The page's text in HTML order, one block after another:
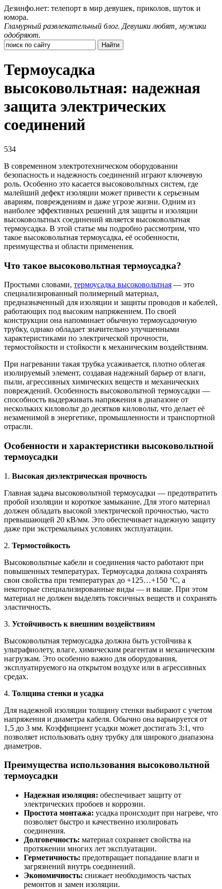
Дезинфо.нет: телепорт в мир девушек, приколов, шуток и
юмора.
Гламурный развлекательный блог. Девушки любят, мужики
одобряют.
Термоусадка
высоковольтная: надежная
защита электрических
соединений
534
В современном электротехническом оборудовании
безопасность и надежность соединений играют ключевую
роль. Особенно это касается высоковольтных систем, где
малейший дефект изоляции может привести к серьезным
авариям, повреждениям и даже угрозе жизни. Одним из
наиболее эффективных решений для защиты и изоляции
высоковольтных соединений является высоковольтная
термоусадка. В этой статье мы подробно рассмотрим, что
такое высоковольтная термоусадка, её особенности,
преимущества и области применения.
Что такое высоковольтная термоусадка?
Простыми словами, термоусадка высоковольтная — это
специализированный полимерный материал,
предназначенный для изоляции и защиты проводов и кабелей,
работающих под высоким напряжением. По своей
конструкции она напоминает обычную термоусадочную
трубку, однако обладает значительно улучшенными
характеристиками по электрической прочности,
термостойкости и стойкости к механическим воздействиям.
При нагревании такая трубка усаживается, плотно облегая
изолируемый элемент, создавая надежный барьер от влаги,
пыли, агрессивных химических веществ и механических
повреждений. Особенность высоковольтной термоусадки —
способность выдерживать напряжения в диапазоне от
нескольких киловольт до десятков киловольт, что делает её
незаменимой в энергетике, промышленности и транспортной
отрасли.
Особенности и характеристики высоковольтной
термоусадки
1. Высокая диэлектрическая прочность
Главная задача высоковольтной термоусадки — предотвратить
пробой изоляции и короткое замыкание. Для этого материал
должен обладать высокой электрической прочностью, часто
превышающей 20 кВ/мм. Это обеспечивает надежную защиту
даже при экстремальных условиях эксплуатации.
2. Термостойкость
Высоковольтные кабели и соединения часто работают при
повышенных температурах. Термоусадка должна сохранять
свои свойства при температурах до +125…+150 °C, а
некоторые специализированные виды — и выше. При этом
материал не должен выделять токсичных веществ и сохранять
эластичность.
3. Устойчивость к внешним воздействиям
Высоковольтная термоусадка должна быть устойчива к
ультрафиолету, влаге, химическим реагентам и механическим
нагрузкам. Это особенно важно для оборудования,
эксплуатируемого на открытом воздухе или в агрессивных
средах.
4. Толщина стенки и усадка
Для надежной изоляции толщину стенки выбирают с учетом
напряжения и диаметра кабеля. Обычно она варьируется от
1,5 до 3 мм. Коэффициент усадки может достигать 3:1, что
позволяет использовать одну трубку для широкого диапазона
диаметров.
Преимущества использования высоковольтной
термоусадки
Надежная изоляция: обеспечивает защиту от
электрических пробоев и коррозии.
Простота монтажа: усадка происходит при нагреве, что
позволяет быстро и качественно изолировать
соединения.
Долговечность: материал сохраняет свойства на
протяжении многих лет эксплуатации.
Герметичность: предотвращает попадание влаги и
загрязнений внутрь соединений.
Экономичность: снижает необходимость частых
ремонтов и замен изоляции.